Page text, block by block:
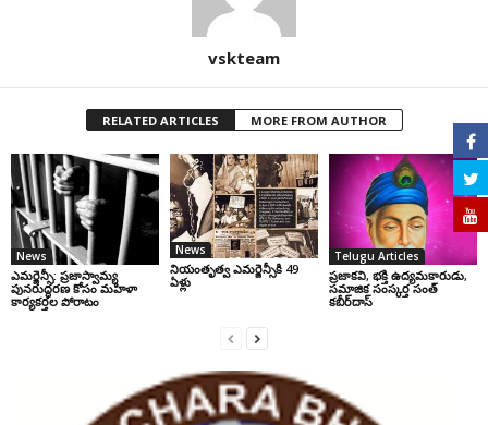
vskteam
RELATED ARTICLES MORE FROM AUTHOR
News
ఎమర్జెన్సీ: ప్రజాస్వామ్య
పునరుద్ధరణ కోసం మహిళా
కార్యకర్తల పోరాటం
News
నియంతృత్వ ఎమర్జెన్సీకి 49
ఏళ్లు
Telugu Articles
ప్రజాకవి, భక్తి ఉద్యమకారుడు,
సమాజిక సంస్కర్త సంత్‌
కబీర్‌దాస్‌